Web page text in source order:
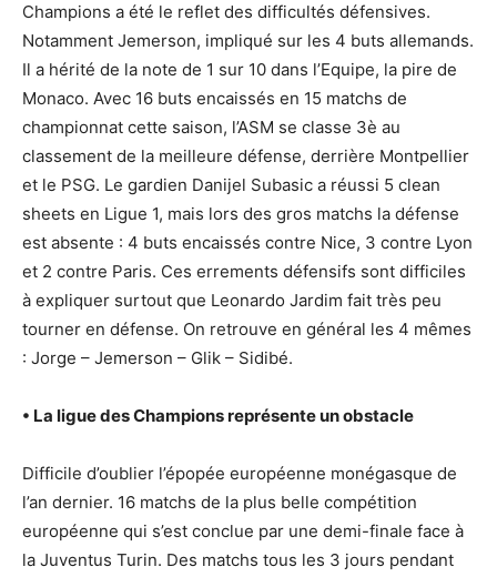
Champions a été le reflet des difficultés défensives.
Notamment Jemerson, impliqué sur les 4 buts allemands.
Il a hérité de la note de 1 sur 10 dans l’Equipe, la pire de
Monaco. Avec 16 buts encaissés en 15 matchs de
championnat cette saison, l’ASM se classe 3è au
classement de la meilleure défense, derrière Montpellier
et le PSG. Le gardien Danijel Subasic a réussi 5 clean
sheets en Ligue 1, mais lors des gros matchs la défense
est absente : 4 buts encaissés contre Nice, 3 contre Lyon
et 2 contre Paris. Ces errements défensifs sont difficiles
à expliquer surtout que Leonardo Jardim fait très peu
tourner en défense. On retrouve en général les 4 mêmes
: Jorge – Jemerson – Glik – Sidibé.
• La ligue des Champions représente un obstacle
Difficile d’oublier l’épopée européenne monégasque de
l’an dernier. 16 matchs de la plus belle compétition
européenne qui s’est conclue par une demi-finale face à
la Juventus Turin. Des matchs tous les 3 jours pendant